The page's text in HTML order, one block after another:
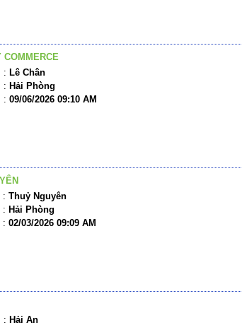
COMMERCE
: Lê Chân
: Hải Phòng
: 09/06/2026 09:10 AM
: Thuỷ Nguyên
: Hải Phòng
: 02/03/2026 09:09 AM
: Hải An